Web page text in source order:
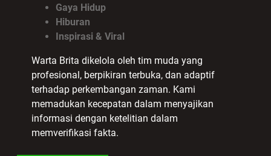
Gaya Hidup
Hiburan
Inspirasi & Viral
Warta Brita dikelola oleh tim muda yang
profesional, berpikiran terbuka, dan adaptif
terhadap perkembangan zaman. Kami
memadukan kecepatan dalam menyajikan
informasi dengan ketelitian dalam
memverifikasi fakta.